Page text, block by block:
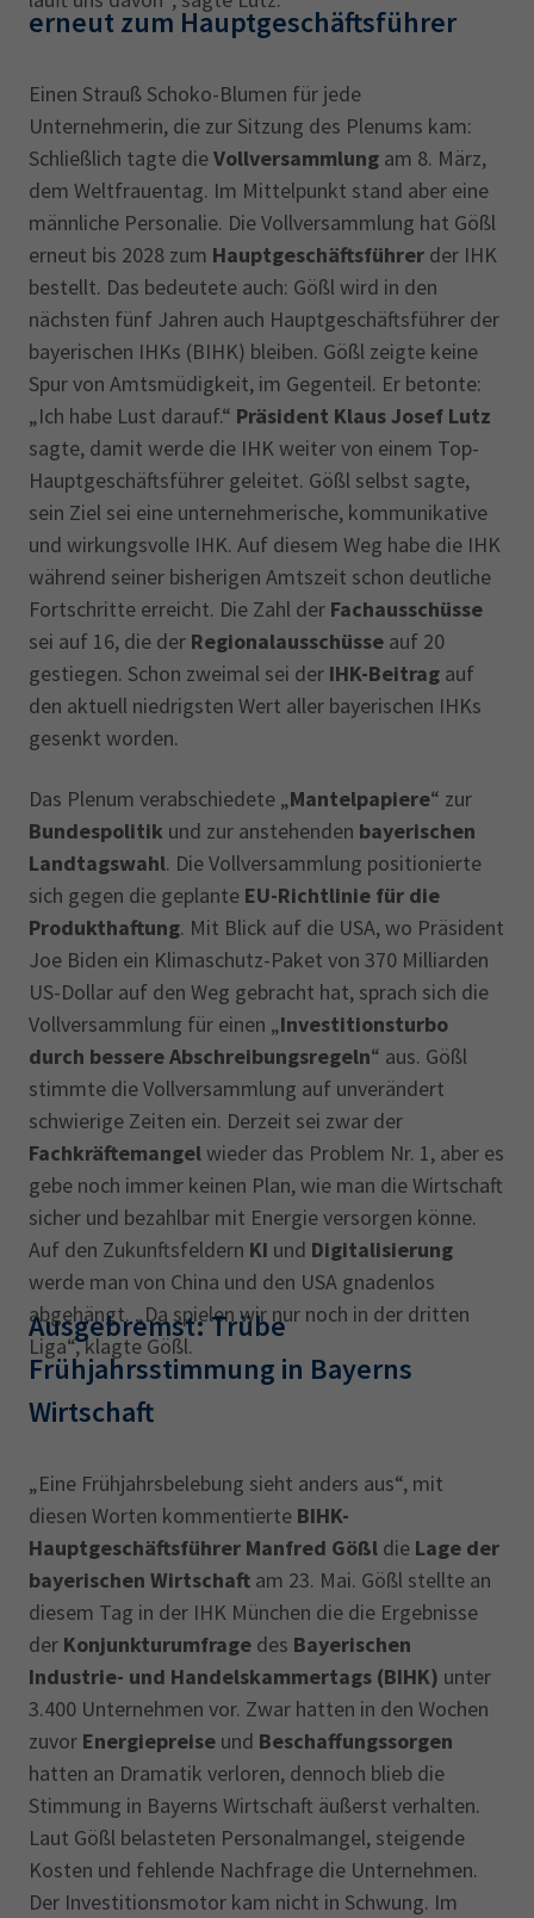
erneut zum Hauptgeschäftsführer
Einen Strauß Schoko-Blumen für jede
Unternehmerin, die zur Sitzung des Plenums kam:
Schließlich tagte dieVollversammlung am 8. März,
dem Weltfrauentag. Im Mittelpunkt stand aber eine
männliche Personalie. Die Vollversammlung hat Gößl
erneut bis 2028 zum Hauptgeschäftsführer der IHK
bestellt. Das bedeutete auch: Gößl wird in den
nächsten fünf Jahren auch Hauptgeschäftsführer der
bayerischen IHKs (BIHK) bleiben. Gößl zeigte keine
Spur von Amtsmüdigkeit, im Gegenteil. Er betonte:
„Ich habe Lust darauf.“ Präsident Klaus Josef Lutz
sagte, damit werde die IHK weiter von einem Top-
Hauptgeschäftsführer geleitet. Gößl selbst sagte,
sein Ziel sei eine unternehmerische, kommunikative
und wirkungsvolle IHK. Auf diesem Weg habe die IHK
während seiner bisherigen Amtszeit schon deutliche
Fortschritte erreicht. Die Zahl der Fachausschüsse
sei auf 16, die der Regionalausschüsse auf 20
gestiegen. Schon zweimal sei der IHK-Beitrag auf
den aktuell niedrigsten Wert aller bayerischen IHKs
gesenkt worden.
Das Plenum verabschiedete „Mantelpapiere“ zur
Bundespolitik und zur anstehenden bayerischen
Landtagswahl. Die Vollversammlung positionierte
sich gegen die geplante EU-Richtlinie für die
Produkthaftung. Mit Blick auf die USA, wo Präsident
Joe Biden ein Klimaschutz-Paket von 370 Milliarden
US-Dollar auf den Weg gebracht hat, sprach sich die
Vollversammlung für einen „Investitionsturbo
durch bessere Abschreibungsregeln“ aus. Gößl
stimmte die Vollversammlung auf unverändert
schwierige Zeiten ein. Derzeit sei zwar der
Fachkräftemangelwieder das Problem Nr. 1, aber es
gebe noch immer keinen Plan, wie man die Wirtschaft
sicher und bezahlbar mit Energie versorgen könne.
Auf den Zukunftsfeldern KI und Digitalisierung
werde man von China und den USA gnadenlos
abgehängt. „Da spielen wir nur noch in der dritten
Liga“, klagte Gößl.
Ausgebremst: Trübe
Frühjahrsstimmung in Bayerns
Wirtschaft
„Eine Frühjahrsbelebung sieht anders aus“, mit
diesen Worten kommentierte BIHK-
Hauptgeschäftsführer Manfred Gößl die Lage der
bayerischen Wirtschaft am 23. Mai. Gößl stellte an
diesem Tag in der IHK München die die Ergebnisse
der Konjunkturumfrage des Bayerischen
Industrie- und Handelskammertags (BIHK) unter
3.400 Unternehmen vor. Zwar hatten in den Wochen
zuvor Energiepreise und Beschaffungssorgen
hatten an Dramatik verloren, dennoch blieb die
Stimmung in Bayerns Wirtschaft äußerst verhalten.
Laut Gößl belasteten Personalmangel, steigende
Kosten und fehlende Nachfrage die Unternehmen.
Der Investitionsmotor kam nicht in Schwung. Im